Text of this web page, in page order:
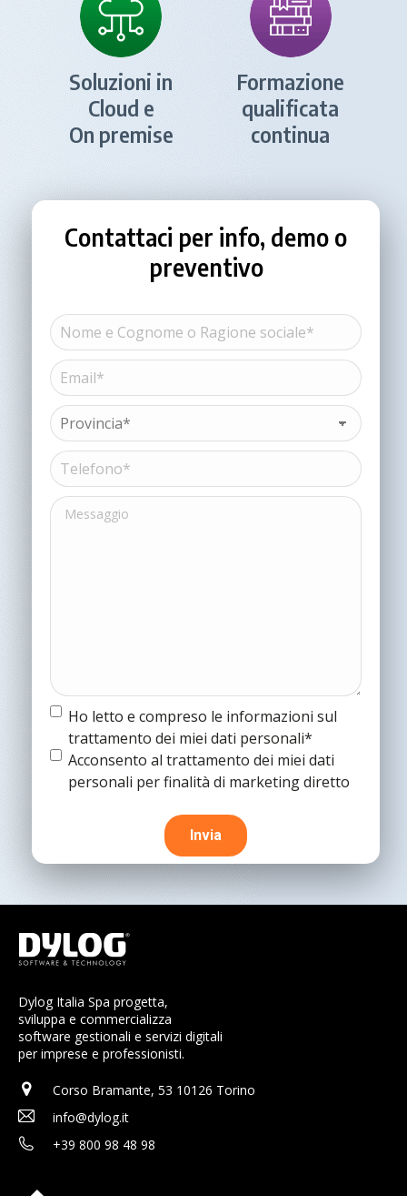
Soluzioni in
Cloud e
On premise
Formazione
qualificata
continua
Contattaci per info, demo o
preventivo
Nome
e
Cognome
o
Ragione
sociale*
(Obbligatorio)
Nome
Email*
(Obbligatorio)
Provincia*
(Obbligatorio)
Telefono*
(Obbligatorio)
Messaggio
Termine
condizioni(Obbligatorio)
Ho letto e compreso le informazioni sul
trattamento dei miei dati personali*
Termine
condizioni
Acconsento al trattamento dei miei dati
personali per finalità di marketing diretto
Dylog Italia Spa progetta,
sviluppa e commercializza
software gestionali e servizi digitali
per imprese e professionisti.
Corso Bramante, 53 10126 Torino
info@dylog.it
+39 800 98 48 98